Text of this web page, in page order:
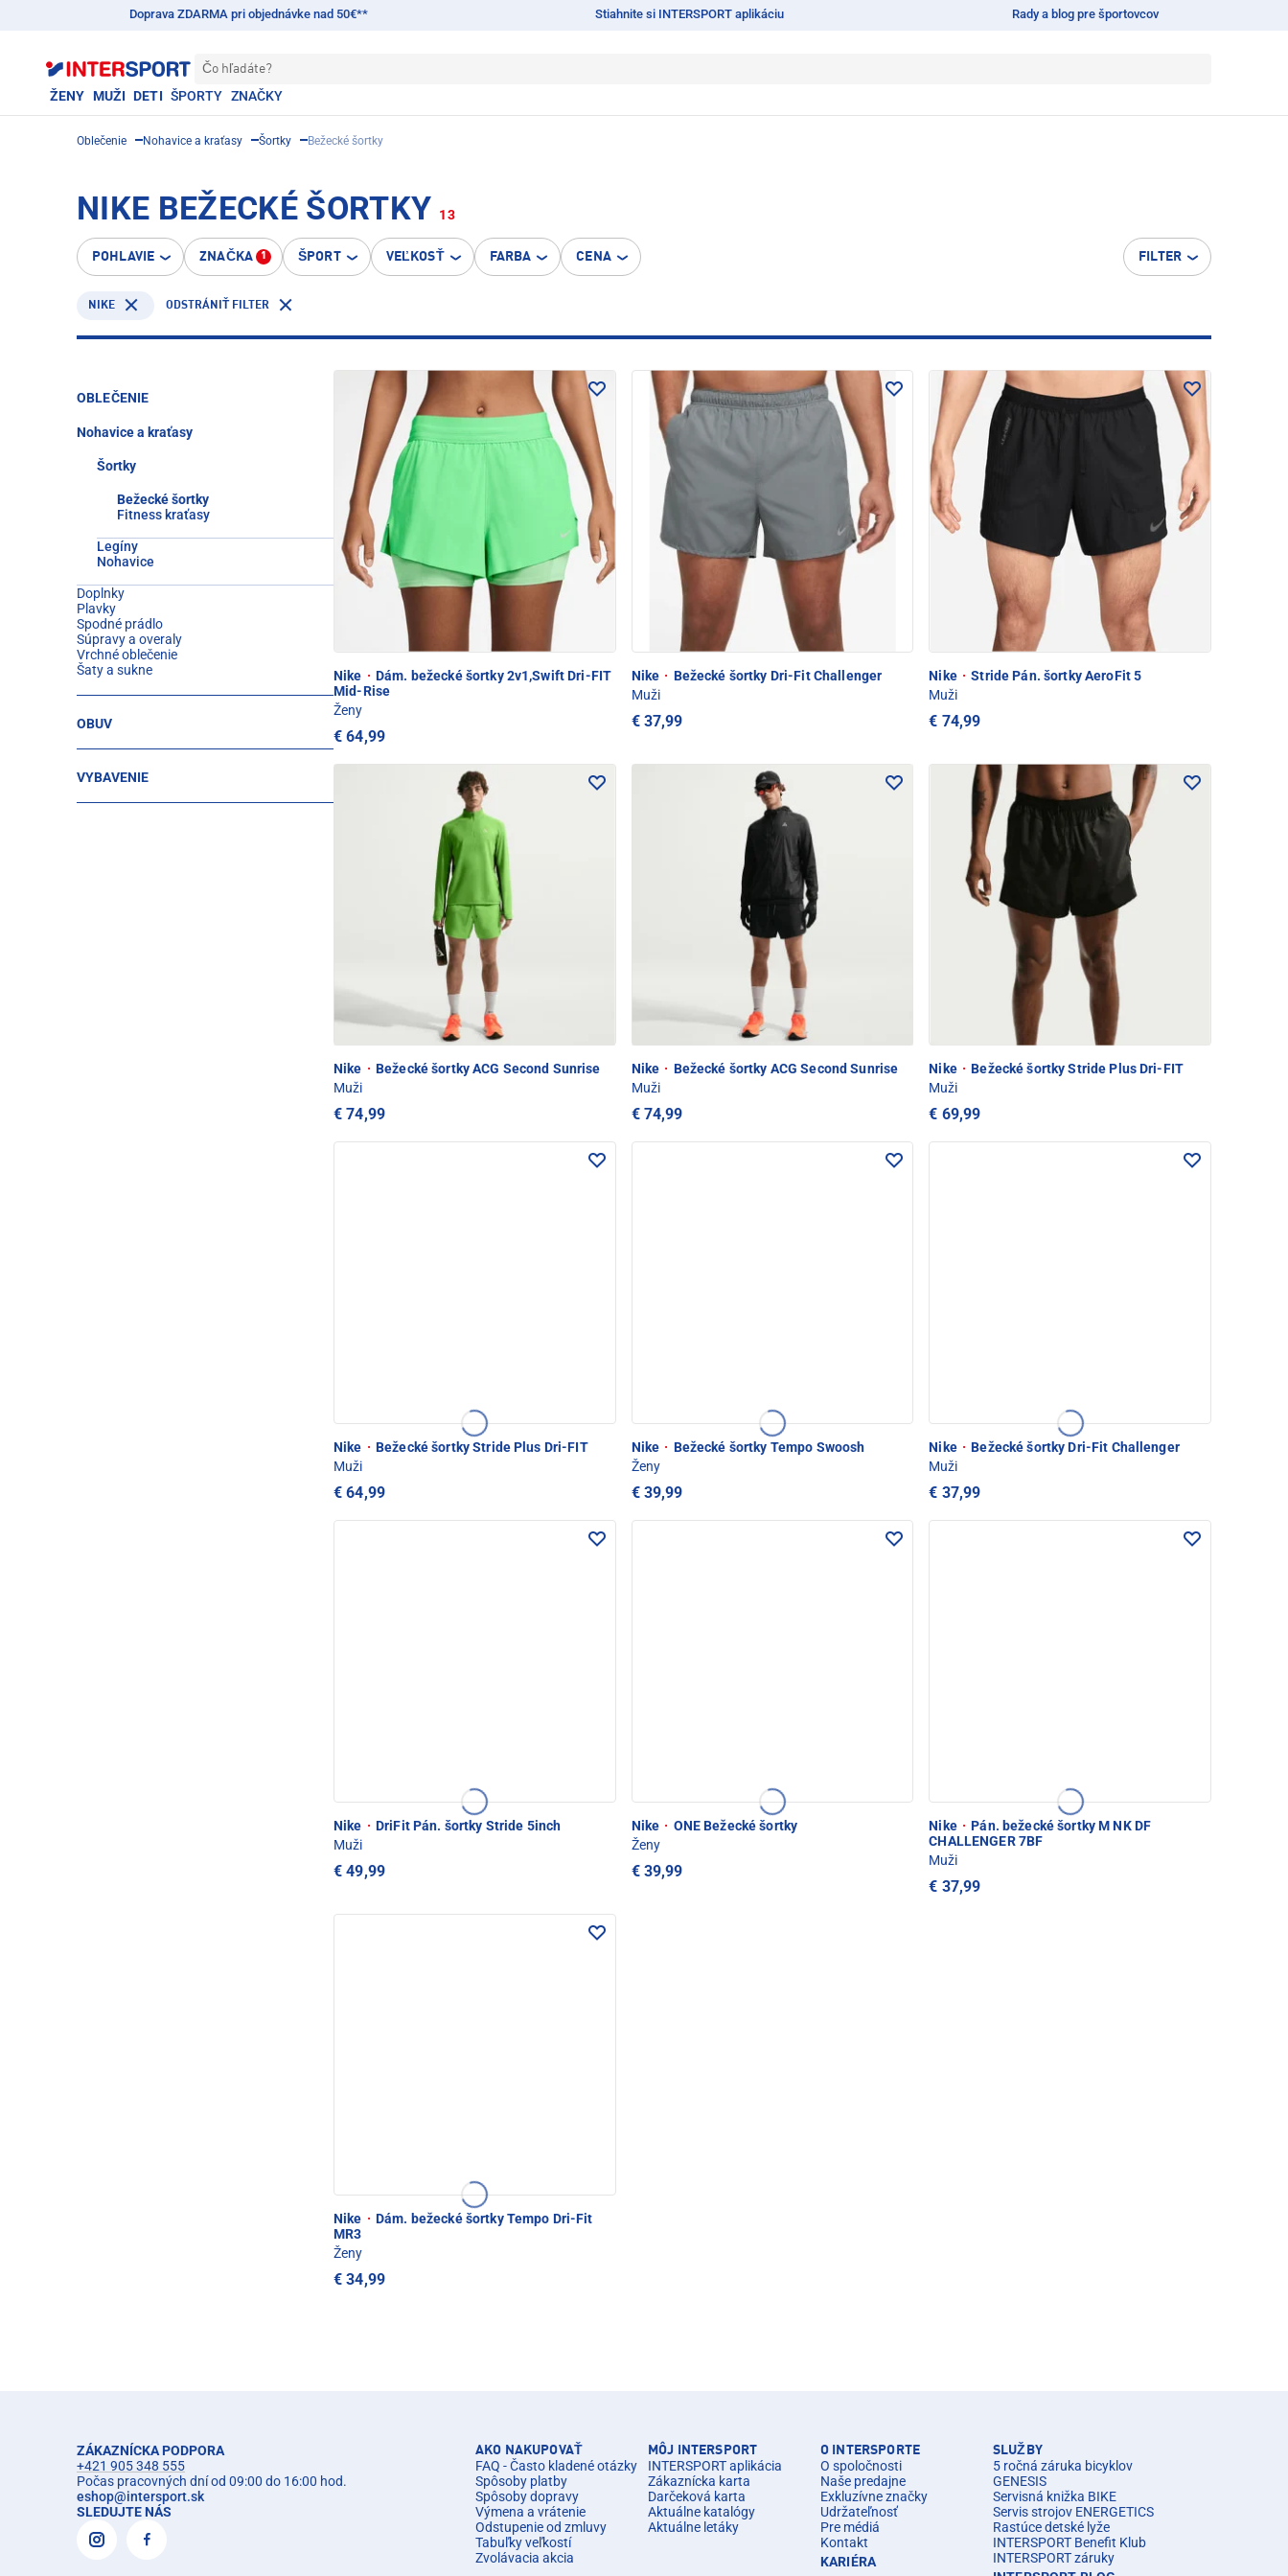
Doprava ZDARMA pri objednávke nad 50€** Stiahnite si INTERSPORT aplikáciu Rady a blog pre športovcov
Čo hľadáte?
ŽENY MUŽI DETI ŠPORTY ZNAČKY
Oblečenie Nohavice a kraťasy Šortky Bežecké šortky
NIKE BEŽECKÉ ŠORTKY 13
POHLAVIE ZNAČKA 1 ŠPORT VEĽKOSŤ FARBA CENA FILTER
NIKE ODSTRÁNIŤ FILTER
OBLEČENIE
Nohavice a kraťasy
Šortky
Bežecké šortky
Fitness kraťasy
Legíny
Nohavice
Doplnky
Plavky
Spodné prádlo
Súpravy a overaly
Vrchné oblečenie
Šaty a sukne
OBUV
VYBAVENIE
Nike · Dám. bežecké šortky 2v1,Swift Dri-FIT
Mid-Rise
Ženy
€ 64,99
Nike · Bežecké šortky Dri-Fit Challenger
Muži
€ 37,99
Nike · Stride Pán. šortky AeroFit 5
Muži
€ 74,99
Nike · Bežecké šortky ACG Second Sunrise
Muži
€ 74,99
Nike · Bežecké šortky ACG Second Sunrise
Muži
€ 74,99
Nike · Bežecké šortky Stride Plus Dri-FIT
Muži
€ 69,99
Nike · Bežecké šortky Stride Plus Dri-FIT
Muži
€ 64,99
Nike · Bežecké šortky Tempo Swoosh
Ženy
€ 39,99
Nike · Bežecké šortky Dri-Fit Challenger
Muži
€ 37,99
Nike · DriFit Pán. šortky Stride 5inch
Muži
€ 49,99
Nike · ONE Bežecké šortky
Ženy
€ 39,99
Nike · Pán. bežecké šortky M NK DF
CHALLENGER 7BF
Muži
€ 37,99
Nike · Dám. bežecké šortky Tempo Dri-Fit
MR3
Ženy
€ 34,99
ZÁKAZNÍCKA PODPORA
+421 905 348 555
Počas pracovných dní od 09:00 do 16:00 hod.
eshop@intersport.sk
SLEDUJTE NÁS
AKO NAKUPOVAŤ
FAQ - Často kladené otázky
Spôsoby platby
Spôsoby dopravy
Výmena a vrátenie
Odstupenie od zmluvy
Tabuľky veľkostí
Zvolávacia akcia
MÔJ INTERSPORT
INTERSPORT aplikácia
Zákaznícka karta
Darčeková karta
Aktuálne katalógy
Aktuálne letáky
O INTERSPORTE
O spoločnosti
Naše predajne
Exkluzívne značky
Udržateľnosť
Pre médiá
Kontakt
KARIÉRA
SLUŽBY
5 ročná záruka bicyklov
GENESIS
Servisná knižka BIKE
Servis strojov ENERGETICS
Rastúce detské lyže
INTERSPORT Benefit Klub
INTERSPORT záruky